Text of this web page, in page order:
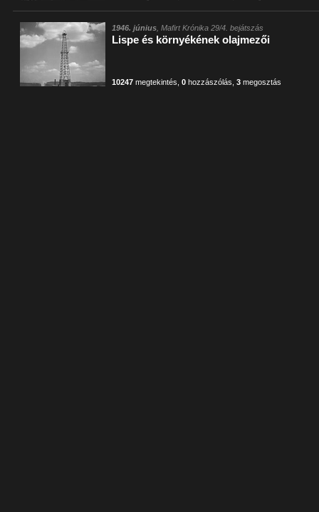
1946. június , Mafirt Krónika 29/4. bejátszás
Lispe és környékének olajmezői
10247 megtekintés ,0 hozzászólás ,3 megosztás